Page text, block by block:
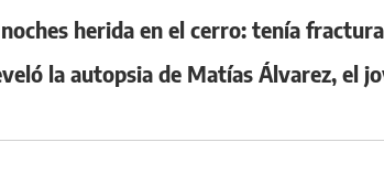
herida en el cerro: tenía
la autopsia de Matías Álvarez, el